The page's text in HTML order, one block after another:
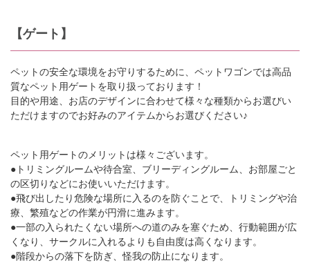
【ゲート】
ペットの安全な環境をお守りするために、ペットワゴンでは高品
質なペット用ゲートを取り扱っております！
目的や用途、お店のデザインに合わせて様々な種類からお選びい
ただけますのでお好みのアイテムからお選びください♪
ペット用ゲートのメリットは様々ございます。
●トリミングルームや待合室、ブリーディングルーム、お部屋ごと
の区切りなどにお使いいただけます。
●飛び出したり危険な場所に入るのを防ぐことで、トリミングや治
療、繁殖などの作業が円滑に進みます。
●一部の入られたくない場所への道のみを塞ぐため、行動範囲が広
くなり、サークルに入れるよりも自由度は高くなります。
●階段からの落下を防ぎ、怪我の防止になります。